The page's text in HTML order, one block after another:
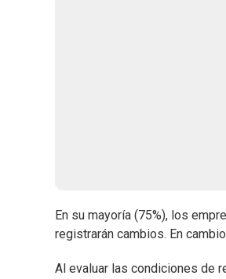
En su mayoría (75%), los
registrarán cambios. En
Al evaluar las condiciones de